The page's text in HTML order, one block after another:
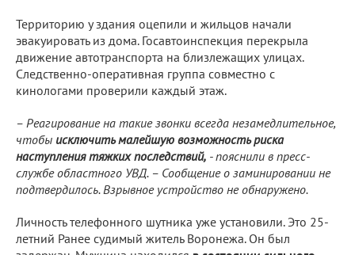
Территорию у здания оцепили и жильцов начали
эвакуировать из дома. Госавтоинспекция перекрыла
движение автотранспорта на близлежащих улицах.
Следственно-оперативная группа совместно с
кинологами проверили каждый этаж.
– Реагирование на такие звонки всегда незамедлительное,
чтобы исключить малейшую возможность риска
наступления тяжких последствий, - пояснили в пресс-
службе областного УВД. – Сообщение о заминировании не
подтвердилось. Взрывное устройство не обнаружено.
Личность телефонного шутника уже установили. Это 25-
летний Ранее судимый житель Воронежа. Он был